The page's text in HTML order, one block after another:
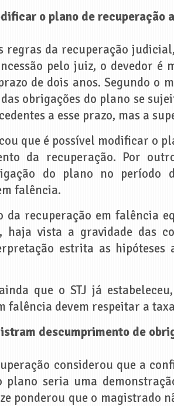
o plano de recuperação
regras da recuperação
pelo juiz, o devedor
de dois anos. Segundo o
obrigações do plano se
a esse prazo, mas a
que é possível modificar o
da recuperação. Por
do plano no período
falência.
da recuperação em falência
haja vista a gravidade das
estrita as
que o STJ já
falência devem respeitar a
descumprimento de
considerou que a
plano seria uma
ponderou que o magistrado